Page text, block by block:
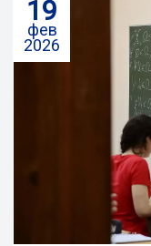
19
фев
2026